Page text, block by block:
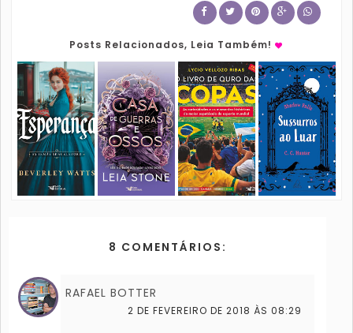
Posts Relacionados, Leia Também!
8 COMENTÁRIOS:
RAFAEL BOTTER
2 DE FEVEREIRO DE 2018 ÀS 08:29